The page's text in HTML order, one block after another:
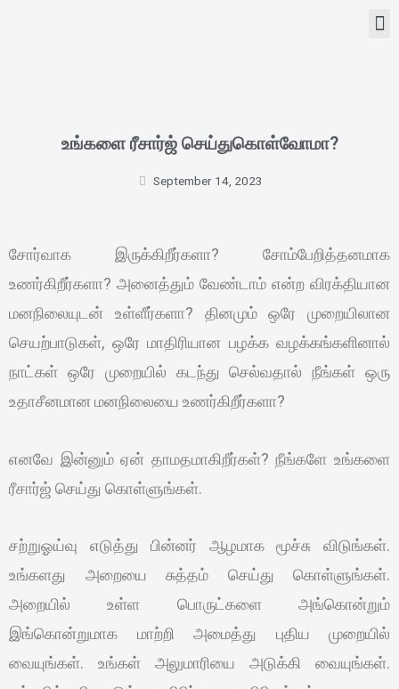
உங்களை ரீசார்ஜ் செய்துகொள்வோமா?
September 14, 2023
சோர்வாக இருக்கிறீர்களா? சோம்பேறித்தனமாக
உணர்கிறீர்களா? அனைத்தும் வேண்டாம் என்ற விரக்தியான
மனநிலையுடன் உள்ளீர்களா? தினமும் ஒரே முறையிலான
செயற்பாடுகள், ஒரே மாதிரியான பழக்க வழக்கங்களினால்
நாட்கள் ஒரே முறையில் கடந்து செல்வதால் நீங்கள் ஒரு
உதாசீனமான மனநிலையை உணர்கிறீர்களா?
எனவே இன்னும் ஏன் தாமதமாகிறீர்கள்? நீங்களே உங்களை
ரீசார்ஜ் செய்து கொள்ளுங்கள்.
சற்றுஓய்வு எடுத்து பின்னர் ஆழமாக மூச்சு விடுங்கள்.
உங்களது அறையை சுத்தம் செய்து கொள்ளுங்கள்.
அறையில் உள்ள பொருட்களை அங்கொன்றும்
இங்கொன்றுமாக மாற்றி அமைத்து புதிய முறையில்
வையுங்கள். உங்கள் அலுமாரியை அடுக்கி வையுங்கள்.